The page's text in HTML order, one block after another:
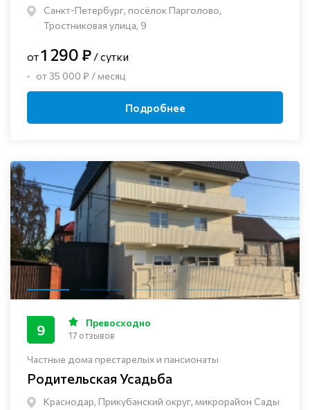
Санкт-Петербург, посёлок Парголово,
Тростниковая улица, 9
от1 290 ₽ / сутки
от 35 000 ₽ / месяц
Подробнее
Частные дома престарелых и пансионаты
Родительская Усадьба
Краснодар, Прикубанский округ, микрорайон Сады
9 Превосходно
17 отзывов